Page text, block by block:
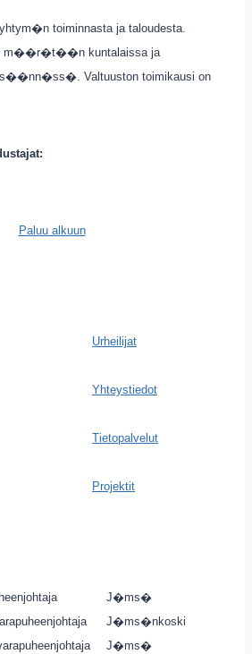
toiminnasta ja taloudesta.
m��r�t��n kuntalaissa ja
Valtuuston toimikausi on
Paluu alkuun
Urheilijat
Yhteystiedot
Tietopalvelut
Projektit
J�ms�
J�ms�nkoski
J�ms�